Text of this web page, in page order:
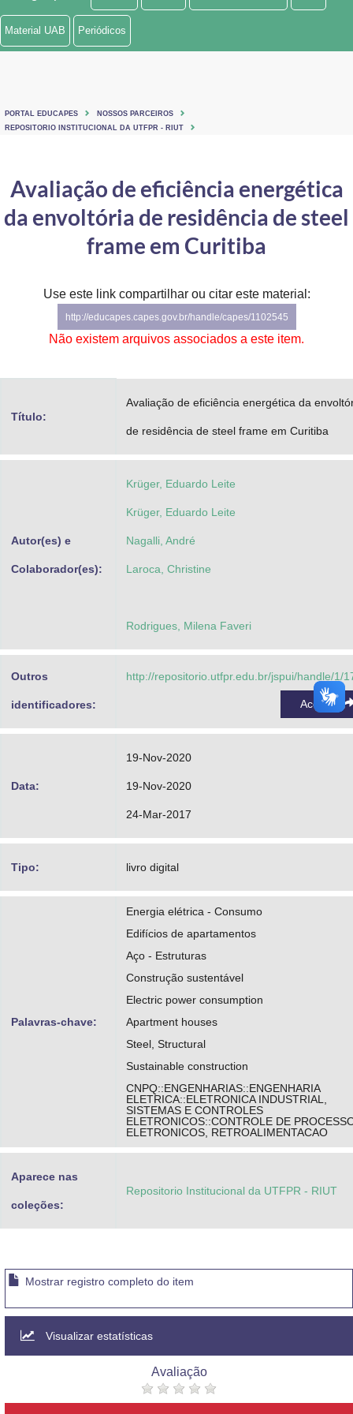
Ministério de Minas e Energia
Ministério do Turismo
Controladoria-Geral da União
Secretaria de Governo
Gabinete de Segurança Institucional
Material UAB Periódicos
PORTAL EDUCAPES
NOSSOS PARCEIROS
REPOSITORIO INSTITUCIONAL DA UTFPR - RIUT
Avaliação de eficiência energética
da envoltória de residência de steel
frame em Curitiba
Use este link compartilhar ou citar este material:
http://educapes.capes.gov.br/handle/capes/1102545
Não existem arquivos associados a este item.
Título:
Avaliação de eficiência energética da
de residência de steel frame em Curitiba
Autor(es) e
Colaborador(es):
Krüger, Eduardo Leite
Krüger, Eduardo Leite
Nagalli, André
Laroca, Christine
Rodrigues, Milena Faveri
Outros
identificadores:
http://repositorio.utfpr.edu.br/jspui/handle/1/
Acessar
Data:
19-Nov-2020
19-Nov-2020
24-Mar-2017
Tipo: livro digital
Palavras-chave:
Energia elétrica - Consumo
Edifícios de apartamentos
Aço - Estruturas
Construção sustentável
Electric power consumption
Apartment houses
Steel, Structural
Sustainable construction
CNPQ::ENGENHARIAS::ENGENHARIA
ELETRICA::ELETRONICA INDUSTRIAL,
SISTEMAS E CONTROLES
ELETRONICOS::CONTROLE DE
ELETRONICOS, RETROALIMENTACAO
Aparece nas
coleções:
Repositorio Institucional da UTFPR - RIUT
Mostrar registro completo do item
Visualizar estatísticas
Avaliação